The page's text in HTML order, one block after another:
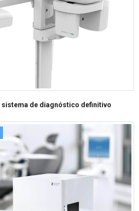
sistema de diagnóstico definitivo